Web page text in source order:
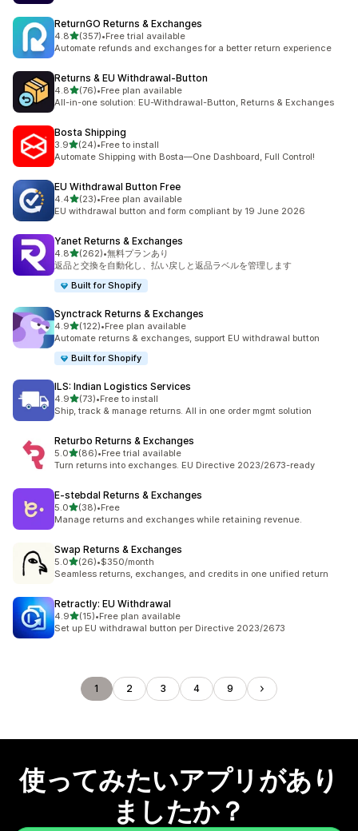
ReturnGO Returns & Exchanges
4.85つ星中
(357)
合計レビュー数：357件
•Free trial available
Automate refunds and exchanges for a better return experience
Returns & EU Withdrawal‑Button
4.85つ星中
(76)
合計レビュー数：76件
•Free plan available
All-in-one solution: EU-Withdrawal-Button, Returns & Exchanges
Bosta Shipping
3.95つ星中
(24)
合計レビュー数：24件
•Free to install
Automate Shipping with Bosta—One Dashboard, Full Control!
EU Withdrawal Button Free
4.45つ星中
(23)
合計レビュー数：23件
•Free plan available
EU withdrawal button and form compliant by 19 June 2026
Yanet Returns & Exchanges
4.85つ星中
(262)
合計レビュー数：262件
•無料プランあり
返品と交換を自動化し、払い戻しと返品ラベルを管理します
Built for Shopify
Synctrack Returns & Exchanges
4.95つ星中
(122)
合計レビュー数：122件
•Free plan available
Automate returns & exchanges, support EU withdrawal button
Built for Shopify
ILS: Indian Logistics Services
4.95つ星中
(73)
合計レビュー数：73件
•Free to install
Ship, track & manage returns. All in one order mgmt solution
Returbo Returns & Exchanges
5.05つ星中
(86)
合計レビュー数：86件
•Free trial available
Turn returns into exchanges. EU Directive 2023/2673-ready
E‑stebdal Returns & Exchanges
5.05つ星中
(38)
合計レビュー数：38件
•Free
Manage returns and exchanges while retaining revenue.
Swap Returns & Exchanges
5.05つ星中
(26)
合計レビュー数：26件
•$350/month
Seamless returns, exchanges, and credits in one unified return
Retractly: EU Withdrawal
4.95つ星中
(15)
合計レビュー数：15件
•Free plan available
Set up EU withdrawal button per Directive 2023/2673
1 2 3 4 9
使ってみたいアプリがあり
ましたか？